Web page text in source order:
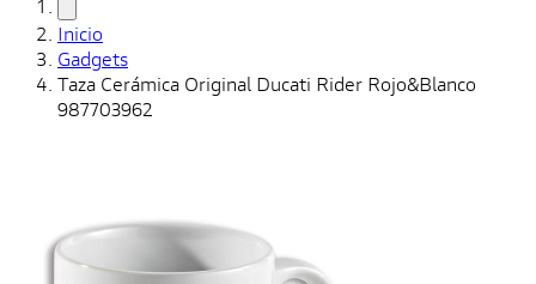
Inicio
Gadgets
Taza Cerámica Original Ducati Rider Rojo&Blanco
987703962